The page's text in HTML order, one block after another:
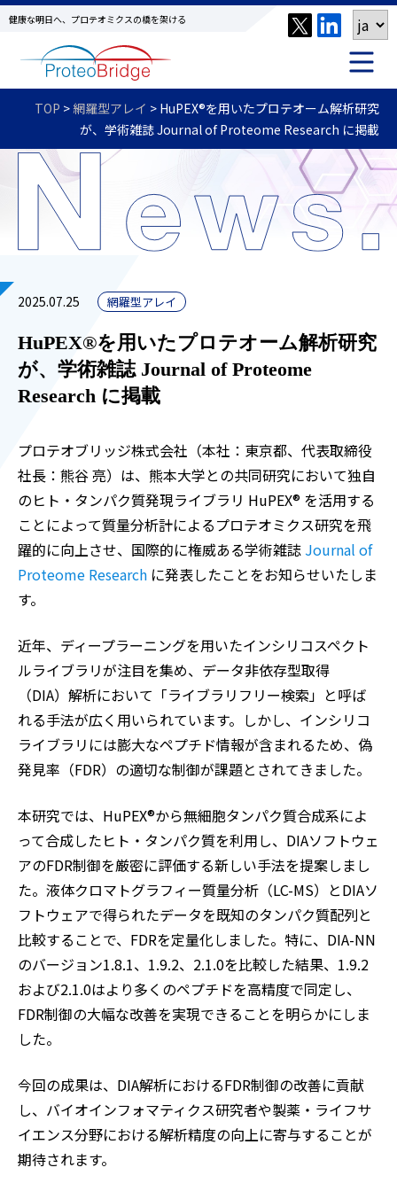
健康な明日へ、プロテオミクスの橋を架ける
TOP >網羅型アレイ > HuPEX®を用いたプロテオーム解析研究
が、学術雑誌 Journal of Proteome Research に掲載
2025.07.25 網羅型アレイ
HuPEX®を用いたプロテオーム解析研究
が、学術雑誌 Journal of Proteome
Research に掲載
プロテオブリッジ株式会社（本社：東京都、代表取締役
社長：熊谷 亮）は、熊本大学との共同研究において独自
のヒト・タンパク質発現ライブラリ HuPEX® を活用する
ことによって質量分析計によるプロテオミクス研究を飛
躍的に向上させ、国際的に権威ある学術雑誌 Journal of
Proteome Research に発表したことをお知らせいたしま
す。
近年、ディープラーニングを用いたインシリコスペクト
ルライブラリが注目を集め、データ非依存型取得
（DIA）解析において「ライブラリフリー検索」と呼ば
れる手法が広く用いられています。しかし、インシリコ
ライブラリには膨大なペプチド情報が含まれるため、偽
発見率（FDR）の適切な制御が課題とされてきました。
本研究では、HuPEX®から無細胞タンパク質合成系によ
って合成したヒト・タンパク質を利用し、DIAソフトウェ
アのFDR制御を厳密に評価する新しい手法を提案しまし
た。液体クロマトグラフィー質量分析（LC-MS）とDIAソ
フトウェアで得られたデータを既知のタンパク質配列と
比較することで、FDRを定量化しました。特に、DIA-NN
のバージョン1.8.1、1.9.2、2.1.0を比較した結果、1.9.2
および2.1.0はより多くのペプチドを高精度で同定し、
FDR制御の大幅な改善を実現できることを明らかにしま
した。
今回の成果は、DIA解析におけるFDR制御の改善に貢献
し、バイオインフォマティクス研究者や製薬・ライフサ
イエンス分野における解析精度の向上に寄与することが
期待されます。